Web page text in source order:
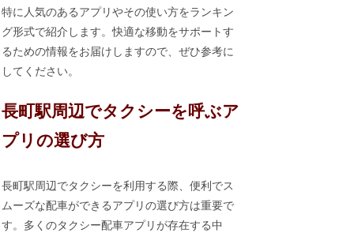
特に人気のあるアプリやその使い方をランキン
グ形式で紹介します。快適な移動をサポートす
るための情報をお届けしますので、ぜひ参考に
してください。
長町駅周辺でタクシーを呼ぶア
プリの選び方
長町駅周辺でタクシーを利用する際、便利でス
ムーズな配車ができるアプリの選び方は重要で
す。多くのタクシー配車アプリが存在する中